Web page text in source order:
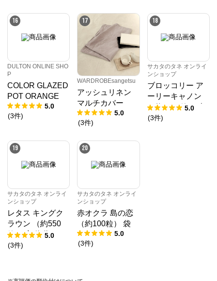
～180㎝
16
DULTON ONLINE SHO
P
COLOR GLAZED
POT ORANGE
5.0
(3件)
17
WARDROBEsangetsu
アッシュリネン
マルチカバー
5.0
(3件)
18
サカタのタネ オンライ
ンショップ
ブロッコリー ア
ーリーキャノン
（約2000粒） 大
袋
5.0
(3件)
19
サカタのタネ オンライ
ンショップ
レタス キングク
ラウン （約550
粒） 実咲 袋5.0
(3件)
20
サカタのタネ オンライ
ンショップ
赤オクラ 島の恋
（約100粒） 袋
5.0
(3件)